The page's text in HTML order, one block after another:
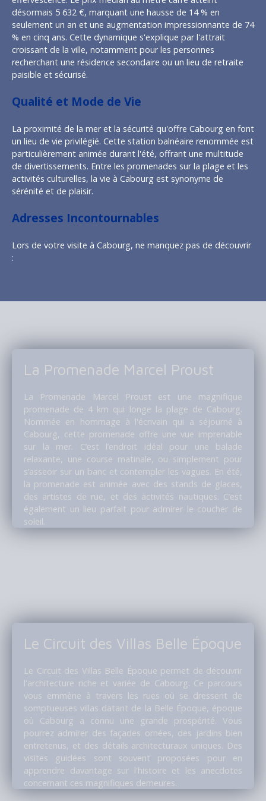
désormais 5 632 €, marquant une hausse de 14 % en
seulement un an et une augmentation impressionnante de 74
% en cinq ans. Cette dynamique s'explique par l'attrait
croissant de la ville, notamment pour les personnes
recherchant une résidence secondaire ou un lieu de retraite
paisible et sécurisé.
Qualité et Mode de Vie
La proximité de la mer et la sécurité qu'offre Cabourg en font
un lieu de vie privilégié. Cette station balnéaire renommée est
particulièrement animée durant l'été, offrant une multitude
de divertissements. Entre les promenades sur la plage et les
activités culturelles, la vie à Cabourg est synonyme de
sérénité et de plaisir.
Adresses Incontournables
Lors de votre visite à Cabourg, ne manquez pas de découvrir
:
La Promenade Marcel Proust
La Promenade Marcel Proust est une magnifique
promenade de 4 km qui longe la plage de Cabourg.
Nommée en hommage à l'écrivain qui a séjourné à
Cabourg, cette promenade offre une vue imprenable
sur la mer. C’est l’endroit idéal pour une balade
relaxante, une course matinale, ou simplement pour
s’asseoir sur un banc et contempler les vagues. En été,
la promenade est animée avec des stands de glaces,
des artistes de rue, et des activités nautiques. C’est
également un lieu parfait pour admirer le coucher de
soleil.
Le Circuit des Villas Belle Époque
Le Circuit des Villas Belle Époque permet de découvrir
l'architecture riche et variée de Cabourg. Ce parcours
vous emmène à travers les rues où se dressent de
somptueuses villas datant de la Belle Époque, époque
où Cabourg a connu une grande prospérité. Vous
pourrez admirer des façades ornées, des jardins bien
entretenus, et des détails architecturaux uniques. Des
visites guidées sont souvent proposées pour en
apprendre davantage sur l'histoire et les anecdotes
concernant ces magnifiques demeures.